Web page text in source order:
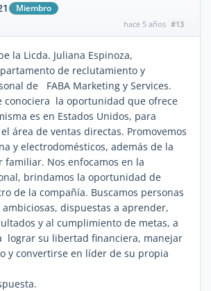
Miembro
hace 5 años #13
la Licda. Juliana Espinoza,
de reclutamiento y
de FABA Marketing y Services.
conociera la oportunidad que ofrece
es en Estados Unidos, para
área de ventas directas. Promovemos
y electrodomésticos, además de la
familiar. Nos enfocamos en la
brindamos la oportunidad de
de la compañía. Buscamos personas
dispuestas a aprender,
y al cumplimiento de metas, a
lograr su libertad financiera, manejar
y convertirse en líder de su propia